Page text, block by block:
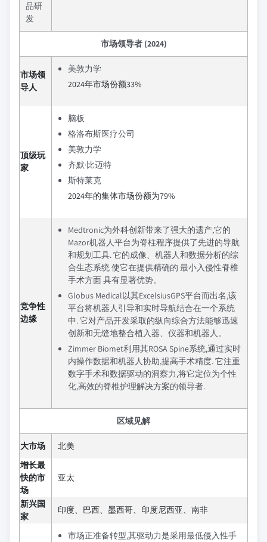
品研
发
市场领导者 (2024)
市场领
导人
美敦力学
2024年市场份额33%
顶级玩
家
脑板
格洛布斯医疗公司
美敦力学
齐默·比迈特
斯特莱克
2024年的集体市场份额为79%
竞争性
边缘
Medtronic为外科创新带来了强大的遗产,它的
Mazor机器人平台为脊柱程序提供了先进的导航
和规划工具. 它的成像、机器人和数据分析的综
合生态系统 使它在提供精确的 最小入侵性脊椎
手术方面 具有显著优势。
Globus Medical以其ExcelsiusGPS平台而出名,该
平台将机器人引导和实时导航结合在一个系统
中. 它对产品开发采取的纵向综合方法能够迅速
创新和无缝地整合植入器、仪器和机器人。
Zimmer Biomet利用其ROSA Spine系统,通过实时
内操作数据和机器人协助,提高手术精度. 它注重
数字手术和数据驱动的洞察力,将它定位为个性
化,高效的脊椎护理解决方案的领导者.
区域见解
大市场
北美
增长最
快的市
场
亚太
新兴国
家
印度、巴西、墨西哥、印度尼西亚、南非
市场正准备转型,其驱动力是采用最低侵入性手